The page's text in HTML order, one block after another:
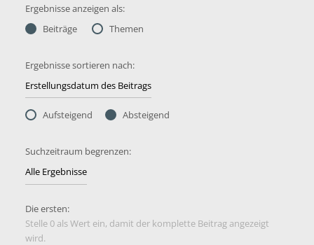
Ergebnisse anzeigen als:
Beiträge
Themen
Ergebnisse sortieren nach:
Aufsteigend Absteigend
Suchzeitraum begrenzen:
Die ersten:
Stelle 0 als Wert ein, damit der komplette Beitrag angezeigt
wird.